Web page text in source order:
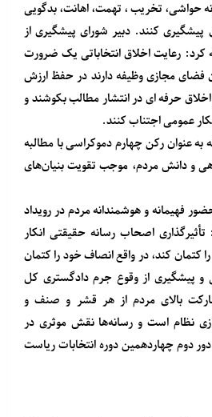
حواشی، تخریب ، تهمت، اهانت، بدگویی
کنند. دبیر شورای پیشگیری از
کرد: رعایت اخلاق انتخاباتی یک ضرورت
فضای مجازی وظیفه دارند در حفظ ارزش
حرفه ای در انتشار مطالب بکوشند و
عمومی اجتناب کنند.
عنوان رکن چهارم دموکراسی با مطالبه
و دانش مردم، موجب تقویت بنیان‌های
فهیمانه و هوشمندانه مردم در رویداد
اصحاب رسانه حقیقتی انکار
کتمان کند، در واقع انصاف خود را کتمان
و پیشگیری از وقوع جرم دادگستری کل
بالای مردم از هر قشر و صنف و
نظام است و رسانه‌ها نقش موثری در
دوم چهاردهمین دوره انتخابات ریاست